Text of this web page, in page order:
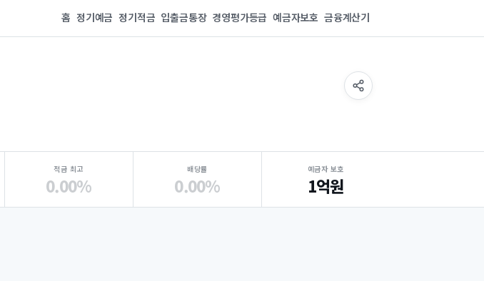
홈 정기예금 정기적금 입출금통장 경영평가등급 예금자보호 금융계산기
적금 최고
0.00%
배당률
0.00%
예금자 보호
1억원